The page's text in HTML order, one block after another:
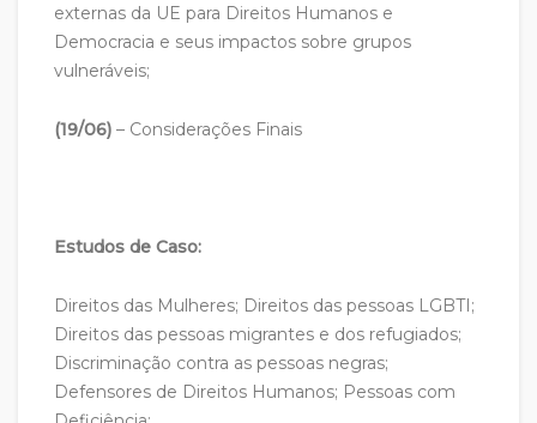
externas da UE para Direitos Humanos e
Democracia e seus impactos sobre grupos
vulneráveis;
(19/06) – Considerações Finais
Estudos de Caso:
Direitos das Mulheres; Direitos das pessoas LGBTI;
Direitos das pessoas migrantes e dos refugiados;
Discriminação contra as pessoas negras;
Defensores de Direitos Humanos; Pessoas com